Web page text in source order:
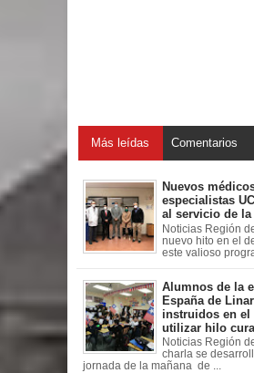
Más leídas Comentarios
Nuevos
especialistas
al servicio de la
Noticias Región
nuevo hito en el
este valioso
Alumnos de la
España de
instruidos en el
utilizar hilo
Noticias Región
charla se
jornada de la mañana de ...